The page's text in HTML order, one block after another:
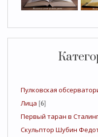
Пулковская
Лица [6]
Первый таран в
Скульптор Шубин